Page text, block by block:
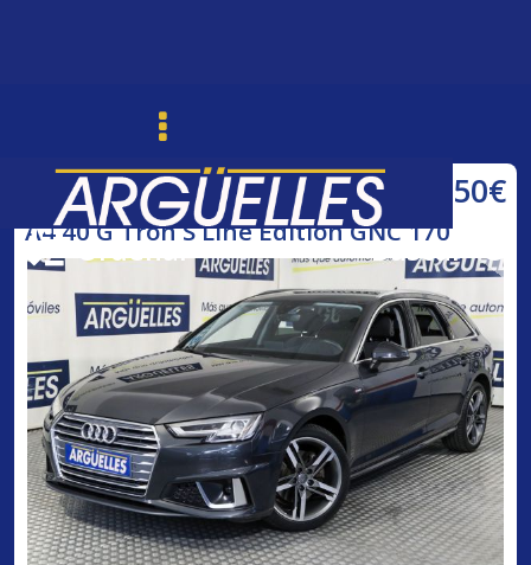
Ordenar Buscar
Audi 21.750€
A4 40 G Tron S Line Edition GNC 170